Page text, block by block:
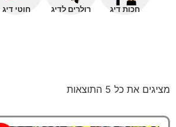
חכות דיג רולרים לדיג חוטי דיג
מציגים את כל ⁦5⁩ התוצאות